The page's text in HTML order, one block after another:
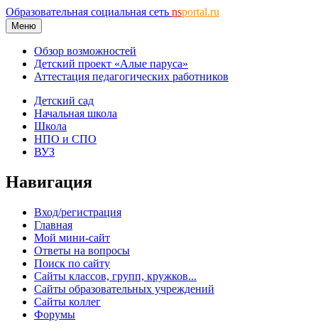
Образовательная социальная сеть nsportal.ru
Меню
Обзор возможностей
Детский проект «Алые паруса»
Аттестация педагогических работников
Детский сад
Начальная школа
Школа
НПО и СПО
ВУЗ
Навигация
Вход/регистрация
Главная
Мой мини-сайт
Ответы на вопросы
Поиск по сайту
Сайты классов, групп, кружков...
Сайты образовательных учреждений
Сайты коллег
Форумы